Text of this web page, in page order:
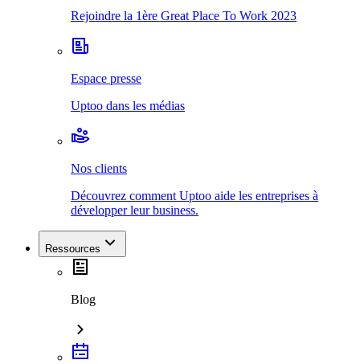
Rejoindre la 1ère Great Place To Work 2023
Espace presse
Uptoo dans les médias
Nos clients
Découvrez comment Uptoo aide les entreprises à
développer leur business.
Ressources
Blog